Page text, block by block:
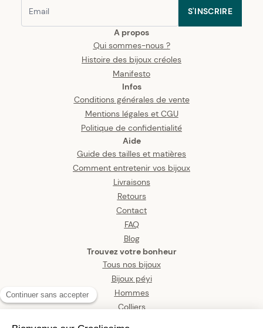
A propos
Qui sommes-nous ?
Histoire des bijoux créoles
Manifesto
Infos
Conditions générales de vente
Mentions légales et CGU
Politique de confidentialité
Aide
Guide des tailles et matières
Comment entretenir vos bijoux
Livraisons
Retours
Contact
FAQ
Blog
Trouvez votre bonheur
Tous nos bijoux
Bijoux péyi
Hommes
Colliers
S'INSCRIRE